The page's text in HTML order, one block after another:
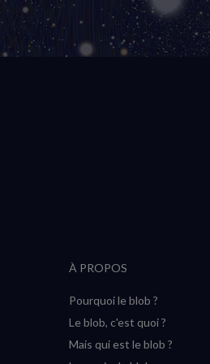
À PROPOS
Pourquoi le blob ?
Le blob, c'est quoi ?
Mais qui est le blob ?